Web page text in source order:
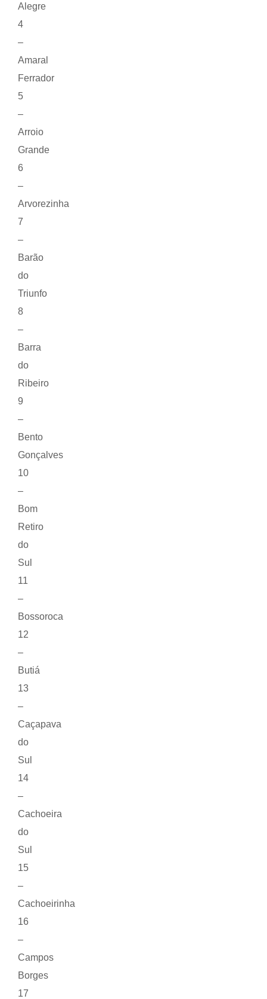
Alegre
4
–
Amaral
Ferrador
5
–
Arroio
Grande
6
–
Arvorezinha
7
–
Barão
do
Triunfo
8
–
Barra
do
Ribeiro
9
–
Bento
Gonçalves
10
–
Bom
Retiro
do
Sul
11
–
Bossoroca
12
–
Butiá
13
–
Caçapava
do
Sul
14
–
Cachoeira
do
Sul
15
–
Cachoeirinha
16
–
Campos
Borges
17